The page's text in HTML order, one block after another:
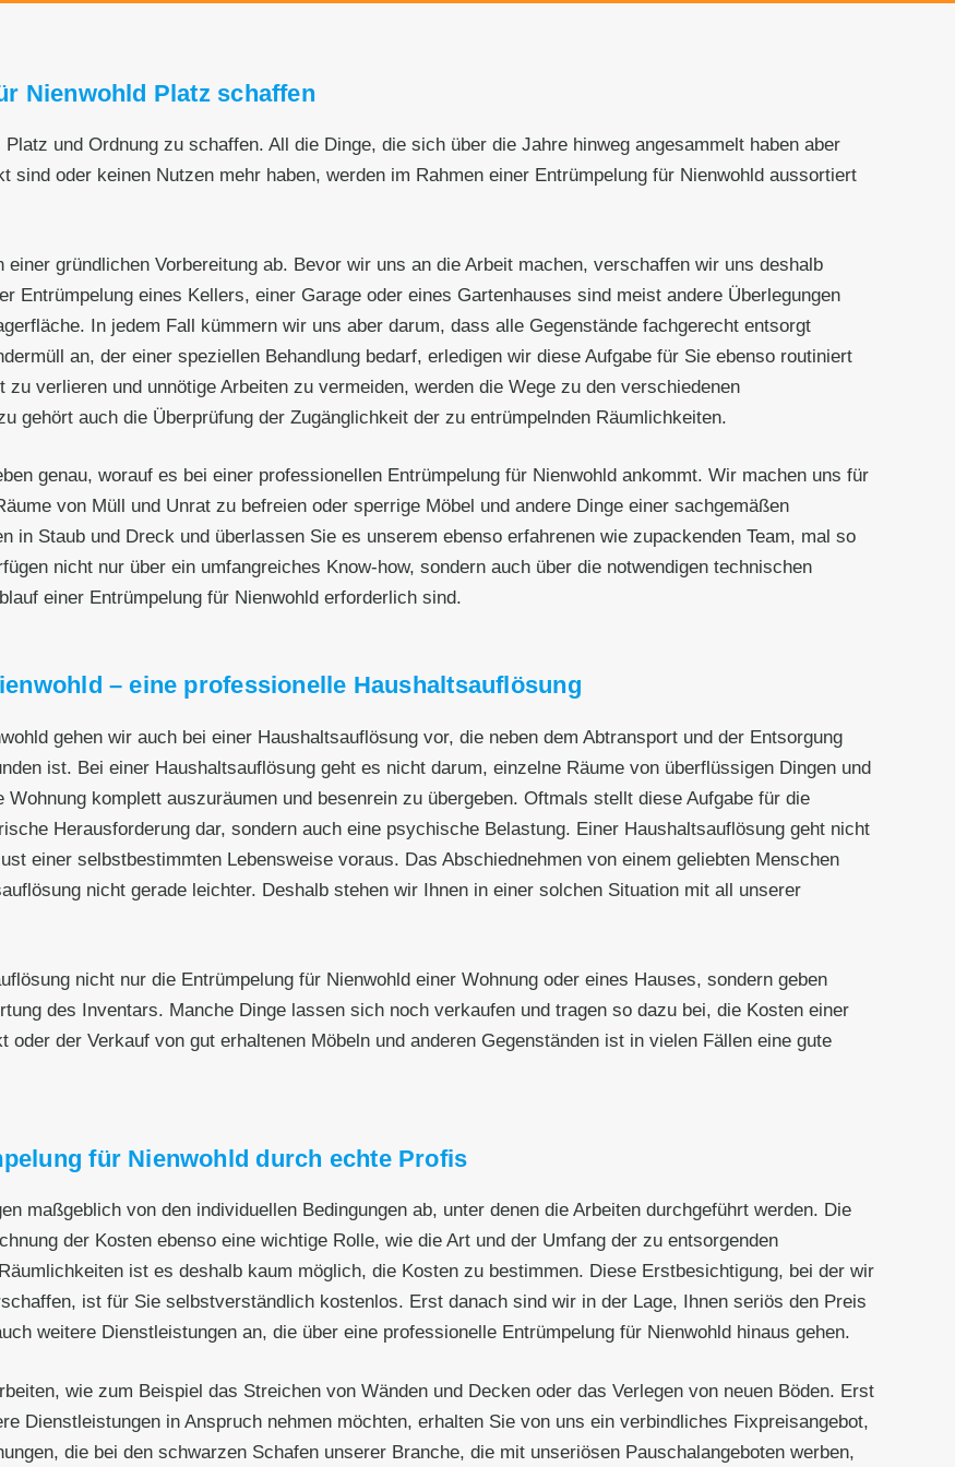
Nienwohld Platz schaffen
und Ordnung zu schaffen. All die Dinge, die sich über die Jahre hinweg angesammelt haben aber
sind oder keinen Nutzen mehr haben, werden im Rahmen einer Entrümpelung für Nienwohld aussortiert
gründlichen Vorbereitung ab. Bevor wir uns an die Arbeit machen, verschaffen wir uns deshalb
Entrümpelung eines Kellers, einer Garage oder eines Gartenhauses sind meist andere Überlegungen
In jedem Fall kümmern wir uns aber darum, dass alle Gegenstände fachgerecht entsorgt
an, der einer speziellen Behandlung bedarf, erledigen wir diese Aufgabe für Sie ebenso routiniert
verlieren und unnötige Arbeiten zu vermeiden, werden die Wege zu den verschiedenen
gehört auch die Überprüfung der Zugänglichkeit der zu entrümpelnden Räumlichkeiten.
genau, worauf es bei einer professionellen Entrümpelung für Nienwohld ankommt. Wir machen uns für
von Müll und Unrat zu befreien oder sperrige Möbel und andere Dinge einer sachgemäßen
in Staub und Dreck und überlassen Sie es unserem ebenso erfahrenen wie zupackenden Team, mal so
nicht nur über ein umfangreiches Know-how, sondern auch über die notwendigen technischen
einer Entrümpelung für Nienwohld erforderlich sind.
– eine professionelle Haushaltsauflösung
gehen wir auch bei einer Haushaltsauflösung vor, die neben dem Abtransport und der Entsorgung
ist. Bei einer Haushaltsauflösung geht es nicht darum, einzelne Räume von überflüssigen Dingen und
komplett auszuräumen und besenrein zu übergeben. Oftmals stellt diese Aufgabe für die
Herausforderung dar, sondern auch eine psychische Belastung. Einer Haushaltsauflösung geht nicht
einer selbstbestimmten Lebensweise voraus. Das Abschiednehmen von einem geliebten Menschen
nicht gerade leichter. Deshalb stehen wir Ihnen in einer solchen Situation mit all unserer
nicht nur die Entrümpelung für Nienwohld einer Wohnung oder eines Hauses, sondern geben
des Inventars. Manche Dinge lassen sich noch verkaufen und tragen so dazu bei, die Kosten einer
der Verkauf von gut erhaltenen Möbeln und anderen Gegenständen ist in vielen Fällen eine gute
für Nienwohld durch echte Profis
maßgeblich von den individuellen Bedingungen ab, unter denen die Arbeiten durchgeführt werden. Die
der Kosten ebenso eine wichtige Rolle, wie die Art und der Umfang der zu entsorgenden
ist es deshalb kaum möglich, die Kosten zu bestimmen. Diese Erstbesichtigung, bei der wir
ist für Sie selbstverständlich kostenlos. Erst danach sind wir in der Lage, Ihnen seriös den Preis
weitere Dienstleistungen an, die über eine professionelle Entrümpelung für Nienwohld hinaus gehen.
wie zum Beispiel das Streichen von Wänden und Decken oder das Verlegen von neuen Böden. Erst
Dienstleistungen in Anspruch nehmen möchten, erhalten Sie von uns ein verbindliches Fixpreisangebot,
die bei den schwarzen Schafen unserer Branche, die mit unseriösen Pauschalangeboten werben,